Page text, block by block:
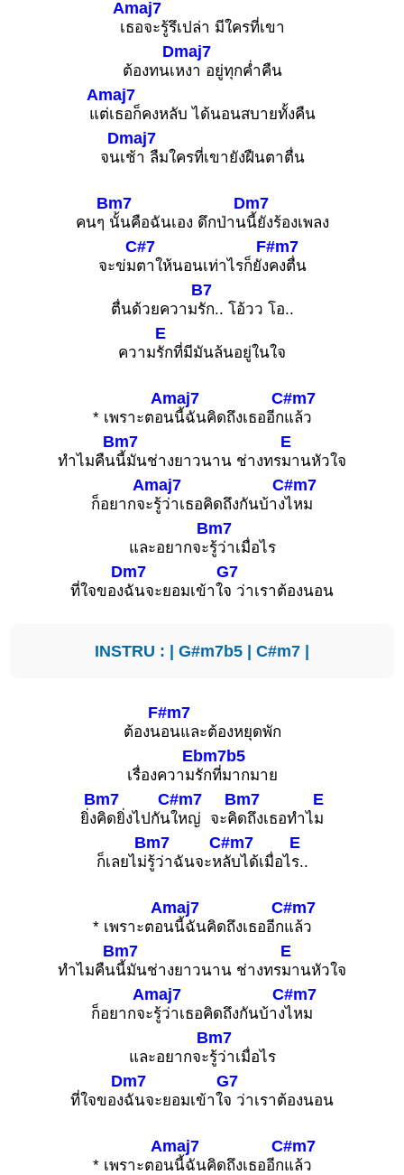
เ
Amaj7
ธอจะรู้รึเปล่า มีใครที่เขา
ต้องทนเ
Dmaj7
หงา อยู่ทุกค่ำคืน
แ
Amaj7
ต่เธอก็คงหลับ ได้นอนสบายทั้งคืน
จน
Dmaj7
เช้า ลืมใครที่เขายังฝืนตาตื่น
คนๆ
Bm7
นั้นคือฉันเอง ดึกป่าน
Dm7
นี้ยังร้องเพลง
จะข่ม
C#7
ตาให้นอนเท่าไรก็ยัง
F#m7
คงตื่น
ตื่นด้วยความ
B7
รัก.. โอ้วว โอ..
ความ
E
รักที่มีมันล้นอยู่ในใจ
* เพราะตอ
Amaj7
นนี้ฉันคิดถึงเธออีก
C#m7
แล้ว
ทำไมคืน
Bm7
นี้มันช่างยาวนาน ช่างทร
E
มานหัวใจ
ก็อยากจ
Amaj7
ะรู้ว่าเธอคิดถึงกันบ้าง
C#m7
ไหม
และอยากจะ
Bm7
รู้ว่าเมื่อไร
ที่ใจของ
Dm7
ฉันจะยอมเข้าใ
G7
จ ว่าเราต้องนอน
INSTRU : | G#m7b5 | C#m7 |
ต้องน
F#m7
อนและต้องหยุดพัก
เรื่องความ
Ebm7b5
รักที่มากมาย
ยิ่ง
Bm7
คิดยิ่งไปกัน
C#m7
ใหญ่ จะคิ
Bm7
ดถึงเธอทำไ
E
ม
ก็เลยไม่
Bm7
รู้ว่าฉันจะห
C#m7
ลับได้เมื่อไ
E
ร..
* เพราะตอ
Amaj7
นนี้ฉันคิดถึงเธออีก
C#m7
แล้ว
ทำไมคืน
Bm7
นี้มันช่างยาวนาน ช่างทร
E
มานหัวใจ
ก็อยากจ
Amaj7
ะรู้ว่าเธอคิดถึงกันบ้าง
C#m7
ไหม
และอยากจะ
Bm7
รู้ว่าเมื่อไร
ที่ใจของ
Dm7
ฉันจะยอมเข้าใ
G7
จ ว่าเราต้องนอน
* เพราะตอ
Amaj7
นนี้ฉันคิดถึงเธออีก
C#m7
แล้ว